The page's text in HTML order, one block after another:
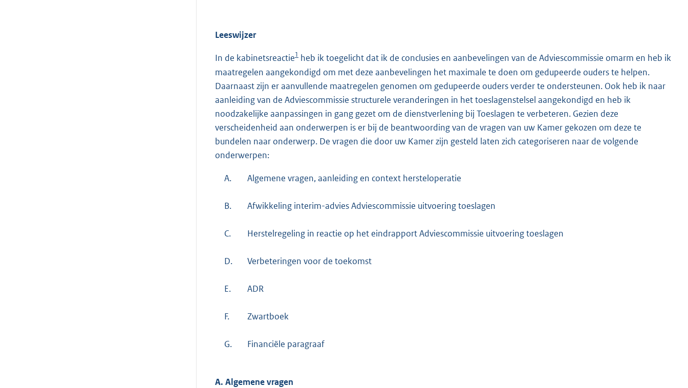
Leeswijzer
In de kabinetsreactie1 heb ik toegelicht dat ik de conclusies en aanbevelingen van de Adviescommissie omarm en heb ik
maatregelen aangekondigd om met deze aanbevelingen het maximale te doen om gedupeerde ouders te helpen.
Daarnaast zijn er aanvullende maatregelen genomen om gedupeerde ouders verder te ondersteunen. Ook heb ik naar
aanleiding van de Adviescommissie structurele veranderingen in het toeslagenstelsel aangekondigd en heb ik
noodzakelijke aanpassingen in gang gezet om de dienstverlening bij Toeslagen te verbeteren. Gezien deze
verscheidenheid aan onderwerpen is er bij de beantwoording van de vragen van uw Kamer gekozen om deze te
bundelen naar onderwerp. De vragen die door uw Kamer zijn gesteld laten zich categoriseren naar de volgende
onderwerpen:
A. Algemene vragen, aanleiding en context hersteloperatie
B. Afwikkeling interim-advies Adviescommissie uitvoering toeslagen
C. Herstelregeling in reactie op het eindrapport Adviescommissie uitvoering toeslagen
D. Verbeteringen voor de toekomst
E. ADR
F. Zwartboek
G. Financiële paragraaf
A. Algemene vragen